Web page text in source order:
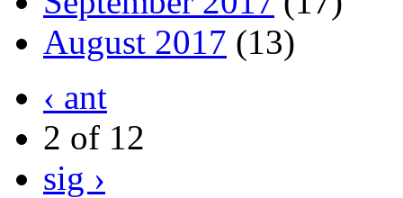
August 2017 (13)
‹ ant
2 of 12
sig ›